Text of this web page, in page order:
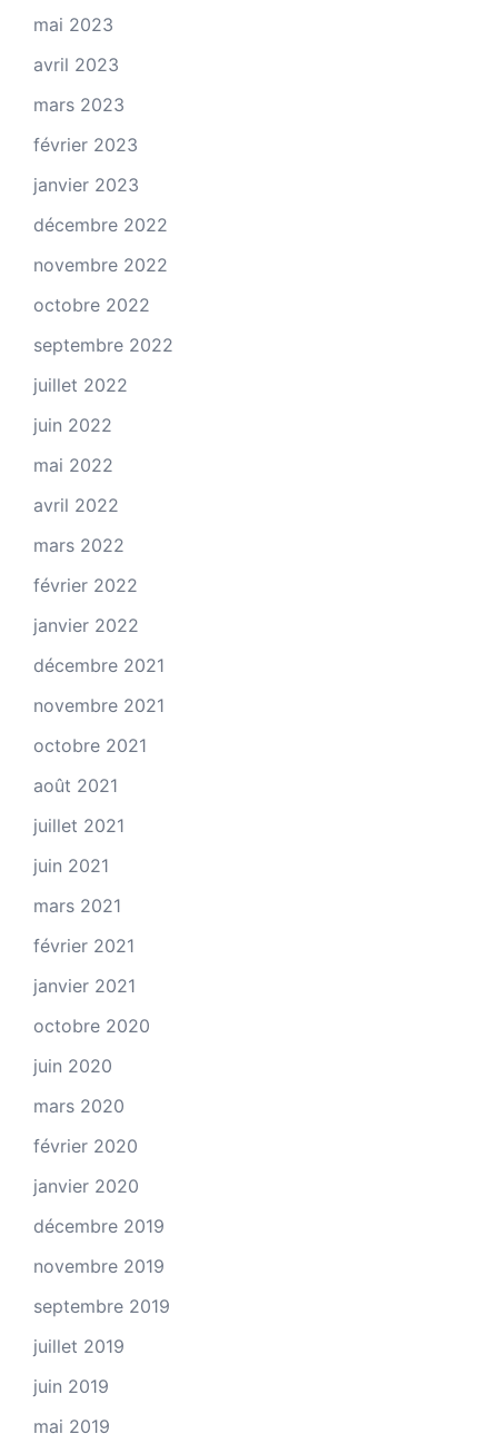
mai 2023
avril 2023
mars 2023
février 2023
janvier 2023
décembre 2022
novembre 2022
octobre 2022
septembre 2022
juillet 2022
juin 2022
mai 2022
avril 2022
mars 2022
février 2022
janvier 2022
décembre 2021
novembre 2021
octobre 2021
août 2021
juillet 2021
juin 2021
mars 2021
février 2021
janvier 2021
octobre 2020
juin 2020
mars 2020
février 2020
janvier 2020
décembre 2019
novembre 2019
septembre 2019
juillet 2019
juin 2019
mai 2019